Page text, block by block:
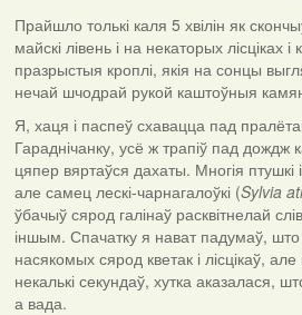
Прайшло толькі каля 5 хвілін як
майскі лівень і на некаторых лісціках і
празрыстыя кроплі, якія на сонцы
нечай шчодрай рукой каштоўныя
Я, хаця і паспеў схавацца пад
Гараднічанку, усё ж трапіў пад дождж
цяпер вяртаўся дахаты. Многія птушкі
але самец лескі-чарнагалоўкі (Sylvia
ўбачыў сярод галінаў расквітнелай
іншым. Спачатку я нават падумаў,
насякомых сярод кветак і лісцікаў, але
некалькі секундаў, хутка аказалася,
а вада.